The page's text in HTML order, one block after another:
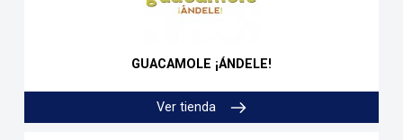
GUACAMOLE ¡ÁNDELE!
Ver tienda